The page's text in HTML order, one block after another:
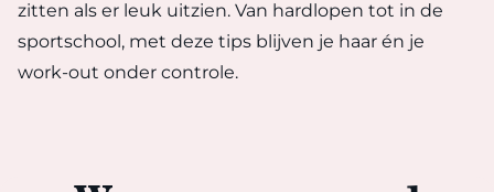
zitten als er leuk uitzien. Van hardlopen tot in de
sportschool, met deze tips blijven je haar én je
work-out onder controle.